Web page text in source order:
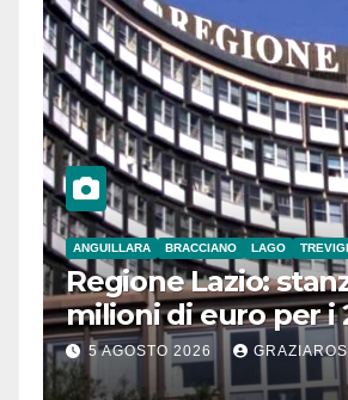
ANGUILLARA BRACCIANO LAGO
Regione Lazio:
milioni di euro per i
Comuni dell’Etruria
Meridionale
5 AGOSTO 2026